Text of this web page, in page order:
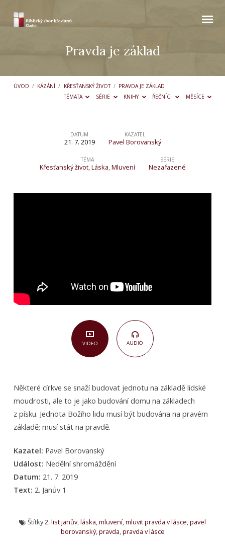
Pravda je základ
ÚVOD / KÁZÁNÍ / KŘESŤANSKÝ ŽIVOT / PRAVDA JE ZÁKLAD
TÉMATA
SÉRIE KNIHY ŘEČNÍCI MĚSÍCE
DATUM
21. 7. 2019
KAZATEL
Pavel Borovanský
TÉMA
Křesťanský život,Láska,Mluvení
SÉRIE
Nezařazené
VIDEO AUDIO
Některé církve se snaží budovat jednotu na základě lidské
moudrosti, ale to je jako budování domu na základech
z písku. Jednota Božího lidu musí být budována na pravém
základě; musí stát na pravdě.
Kazatel: Pavel Borovanský
Událost: Nedělní shromáždění
Datum: 21. 7. 2019
Text: 2. Janův 1
Štítky2. list janův,láska,mluvení,mluvit pravda v lásce,pavel
borovanský,pravda,pravda v lásce